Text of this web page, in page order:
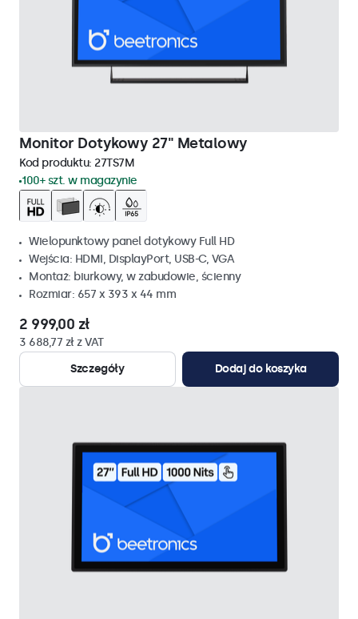
Monitor Dotykowy 27" Metalowy
Kod produktu: 27TS7M
100+ szt. w magazynie
Wielopunktowy panel dotykowy Full HD
Wejścia: HDMI, DisplayPort, USB-C, VGA
Montaż: biurkowy, w zabudowie, ścienny
Rozmiar: 657 x 393 x 44 mm
2 999,00 zł
3 688,77 zł z VAT
Szczegóły
Dodaj do koszyka